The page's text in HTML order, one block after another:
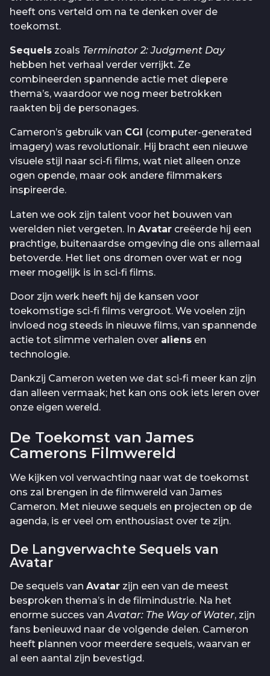
heeft ons verteld om na te denken over de
toekomst.
Sequels zoals Terminator 2: Judgment Day
hebben het verhaal verder verrijkt. Ze
combineerden spannende actie met diepere
thema’s, waardoor we nog meer betrokken
raakten bij de personages.
Cameron’s gebruik van CGI
(computer-generated
imagery) was revolutionair. Hij bracht een nieuwe
visuele stijl naar sci-fi films, wat niet alleen onze
ogen opende, maar ook andere filmmakers
inspireerde.
Laten we ook zijn talent voor het bouwen van
werelden niet vergeten. In Avatar creëerde hij een
prachtige, buitenaardse omgeving die ons allemaal
betoverde. Het liet ons dromen over wat er nog
meer mogelijk is in sci-fi films.
Door zijn werk heeft hij de kansen voor
toekomstige sci-fi films vergroot. We voelen zijn
invloed nog steeds in nieuwe films, van spannende
actie tot slimme verhalen over aliens en
technologie.
Dankzij Cameron weten we dat sci-fi meer kan zijn
dan alleen vermaak; het kan ons ook iets leren over
onze eigen wereld.
De Toekomst van James
Camerons Filmwereld
We kijken vol verwachting naar wat de toekomst
ons zal brengen in de filmwereld van James
Cameron. Met nieuwe sequels en projecten op de
agenda, is er veel om enthousiast over te zijn.
De Langverwachte Sequels van
Avatar
De sequels van Avatar zijn een van de meest
besproken thema’s in de filmindustrie. Na het
enorme succes vanAvatar: The Way of Water, zijn
fans benieuwd naar de volgende delen. Cameron
heeft plannen voor meerdere sequels, waarvan er
al een aantal zijn bevestigd.